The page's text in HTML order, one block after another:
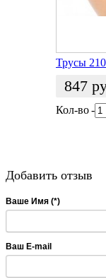
Трусы
847
Кол-во-
Добавить отзыв
Ваше Имя (*)
Ваш E-mail